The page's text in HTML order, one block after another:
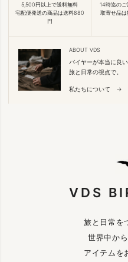
5,500円以上で送料無料
宅配便発送の商品は送料880
円
14時迄の
取寄せ品は
ABOUT VDS
バイヤーが本当に良
旅と日常の視点で。
私たちについて →
VDS
旅と日常を
世界中か
アイテムを